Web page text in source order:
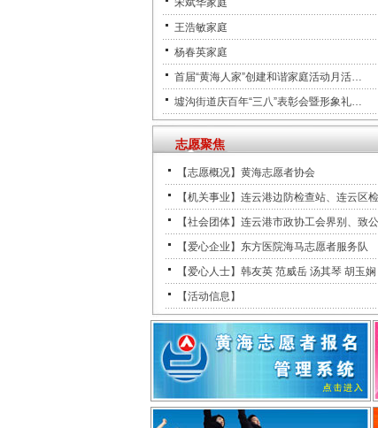
宋斌华家庭
王浩敏家庭
杨春英家庭
首届“黄海人家”创建和谐家庭活动月活…
墟沟街道庆百年“三八”表彰会暨形象礼…
志愿聚焦
【志愿概况】黄海志愿者协会
【机关事业】连云港边防检查站、连云区
【社会团体】连云港市政协工会界别、致
【爱心企业】东方医院海马志愿者服务队
【爱心人士】韩友英 范威岳 汤其琴 胡玉
【活动信息】